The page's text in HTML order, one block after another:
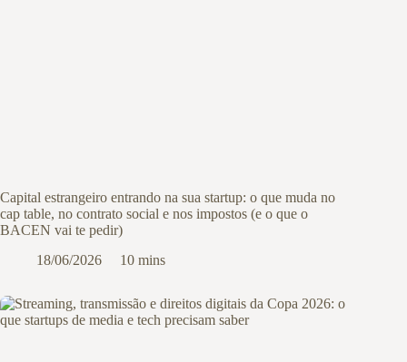
Capital estrangeiro entrando na sua startup: o que muda no
cap table, no contrato social e nos impostos (e o que o
BACEN vai te pedir)
18/06/2026
10 mins